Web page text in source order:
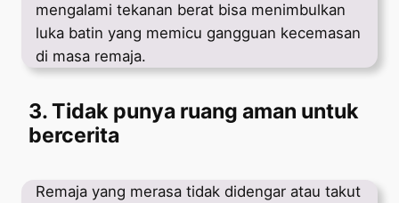
mengalami tekanan berat bisa menimbulkan
luka batin yang memicu gangguan kecemasan
di masa remaja.
3. Tidak punya ruang aman untuk
bercerita
Remaja yang merasa tidak didengar atau takut